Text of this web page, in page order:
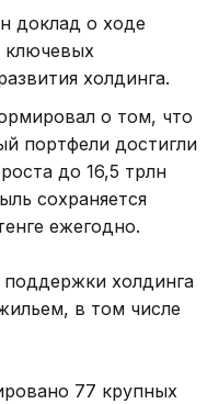
доклад о ходе
ключевых
холдинга.
о том, что
портфели достигли
до 16,5 трлн
сохраняется
ежегодно.
поддержки холдинга
в том числе
77 крупных